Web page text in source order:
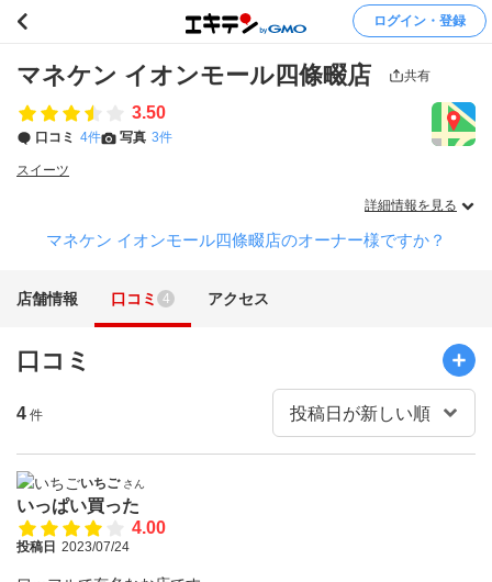
ログイン・登録
マネケン イオンモール四條畷店 共有
3.50
口コミ 4件 写真 3件
スイーツ
詳細情報を見る
マネケン イオンモール四條畷店のオーナー様ですか？
店舗情報 口コミ 4 アクセス
口コミ
4 件
いちご さん
いっぱい買った
4.00
投稿日 2023/07/24